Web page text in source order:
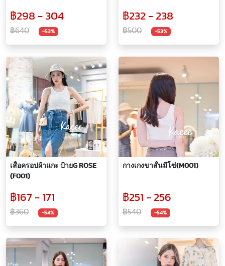
฿298 - 304
฿640 -53%
฿232 - 238
฿500 -53%
เสื้อครอปผ้าแกะ ป้ายG ROSE
(F001)
฿167 - 171
฿360 -54%
กางเกงขาสั้นมีโซ่(M001)
฿251 - 256
฿540 -54%